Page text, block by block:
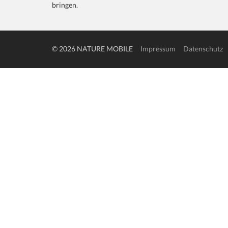
bringen.
© 2026 NATURE MOBILE Impressum Datenschutz